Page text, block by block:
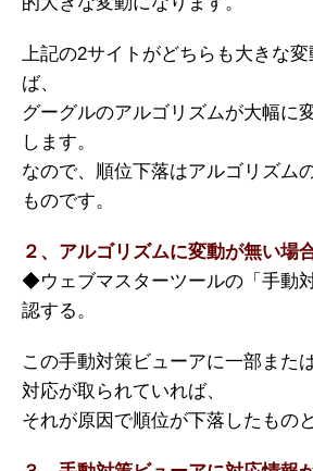
上記の2サイトがどちらも大きな
ば、
グーグルのアルゴリズムが大幅に
します。
なので、順位下落はアルゴリズム
ものです。
２、アルゴリズムに変動が無い場
◆ウェブマスターツールの「手動
認する。
この手動対策ビューアに一部また
対応が取られていれば、
それが原因で順位が下落したもの